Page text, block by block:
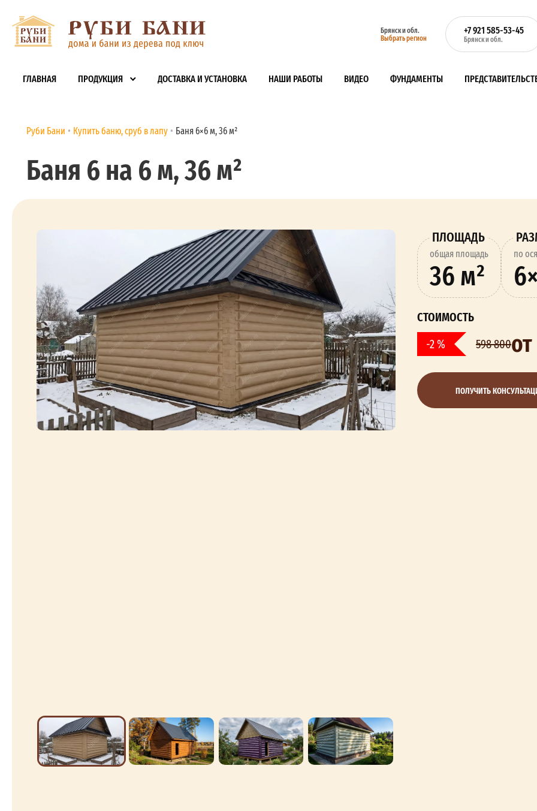
Брянск и обл.
Выбрать регион
+7 921 585-53-45
Брянск и обл.
ГЛАВНАЯ ПРОДУКЦИЯ ДОСТАВКА И УСТАНОВКА НАШИ РАБОТЫ ВИДЕО ФУНДАМЕНТЫ
Руби Бани Купить баню, сруб в лапу Баня 6×6 м, 36 м²
Баня 6 на 6 м, 36 м²
ПЛОЩАДЬ
oбщая площадь
36 м² по
СТОИМОСТЬ
-2 % 598 800
ПОЛУЧИТЬ